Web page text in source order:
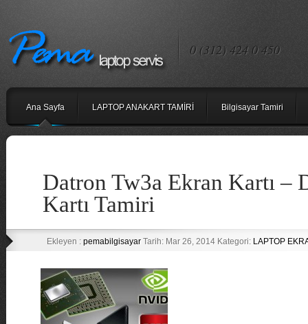
0 (312) 424 0 450
Ana Sayfa LAPTOP ANAKART TAMİRİ Bilgisayar Tamiri
Datron Tw3a Ekran Kartı –
Kartı Tamiri
Ekleyen : pemabilgisayarTarih: Mar 26, 2014 Kategori: LAPTOP